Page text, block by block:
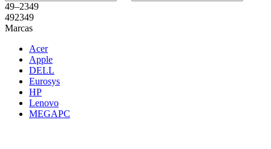
49–2349
492349
Marcas
Acer
Apple
DELL
Eurosys
HP
Lenovo
MEGAPC